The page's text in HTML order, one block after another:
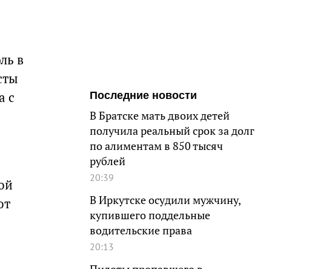
в
с
Последние новости
В Братске мать двоих детей
получила реальный срок за долг
по алиментам в 850 тысяч
рублей
20:39
В Иркутске осудили мужчину,
купившего поддельные
водительские права
20:13